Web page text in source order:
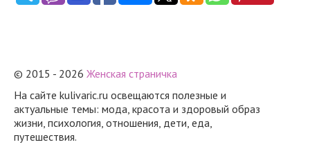
© 2015 - 2026 Женская страничка
На сайте kulivaric.ru освещаются полезные и
актуальные темы: мода, красота и здоровый образ
жизни, психология, отношения, дети, еда,
путешествия.